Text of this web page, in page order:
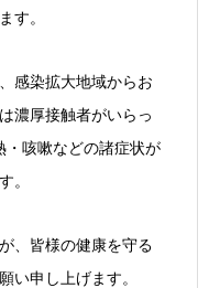
す。
感染拡大地域からお
濃厚接触者がいらっ
・咳嗽などの諸症状が
。
、皆様の健康を守る
い申し上げます。